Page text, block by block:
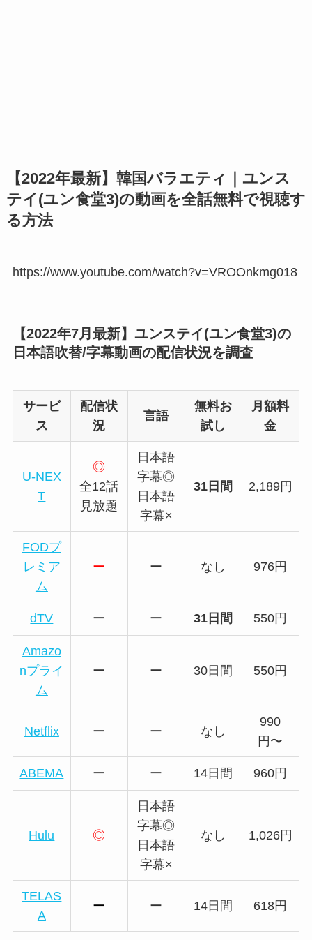
【2022年最新】韓国バラエティ｜ユンス
テイ(ユン食堂3)の動画を全話無料で視聴す
る方法
https://www.youtube.com/watch?v=VROOnkmg018
【2022年7月最新】ユンステイ(ユン食堂3)の
日本語吹替/字幕動画の配信状況を調査
サービ
ス
配信状
況
言語
無料お
試し
月額料
金
U-NEX
T
◎
全12話
見放題
日本語
字幕◎
日本語
字幕×
31日間 2,189円
FODプ
レミア
ム
ー ー なし 976円
dTV ー ー 31日間 550円
Amazo
nプライ
ム
ー ー 30日間 550円
Netflix ー ー なし
990
円〜
ABEMA ー ー 14日間 960円
Hulu ◎
日本語
字幕◎
日本語
字幕×
なし 1,026円
TELAS
A
ー ー 14日間 618円